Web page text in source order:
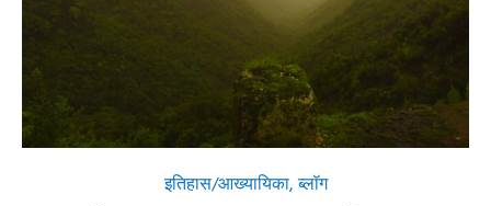
इतिहास/आख्यायिका,ब्लॉग